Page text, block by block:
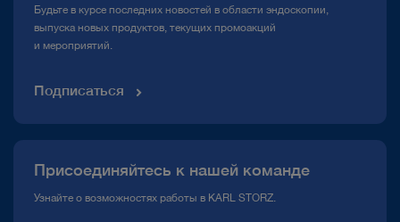
Медиатека
Будьте в курсе последних новостей в области эндоскопии,
выпуска новых продуктов, текущих промоакций
и мероприятий.
Подписаться
Присоединяйтесь к нашей команде
Узнайте о возможностях работы в KARL STORZ.